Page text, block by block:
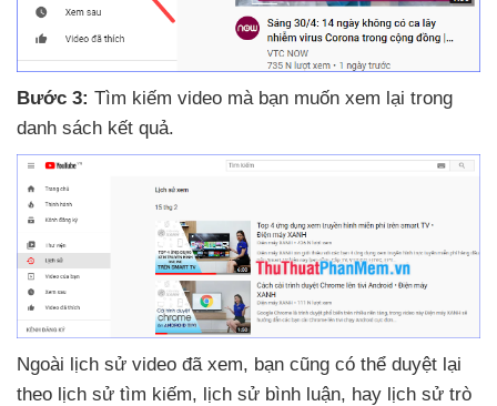
Bước 3: Tìm kiếm video mà bạn muốn xem lại trong
danh sách kết quả.
Ngoài lịch sử video đã xem, bạn cũng có thể duyệt lại
theo lịch sử tìm kiếm, lịch sử bình luận, hay lịch sử trò